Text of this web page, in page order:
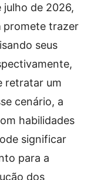
julho de 2026,
promete trazer
seus
retratar um
cenário, a
habilidades
significar
para a
dos